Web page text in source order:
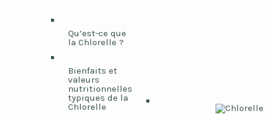
Qu’est-ce que
la Chlorelle ?
Bienfaits et
valeurs
nutritionnelles
typiques de la
Chlorelle